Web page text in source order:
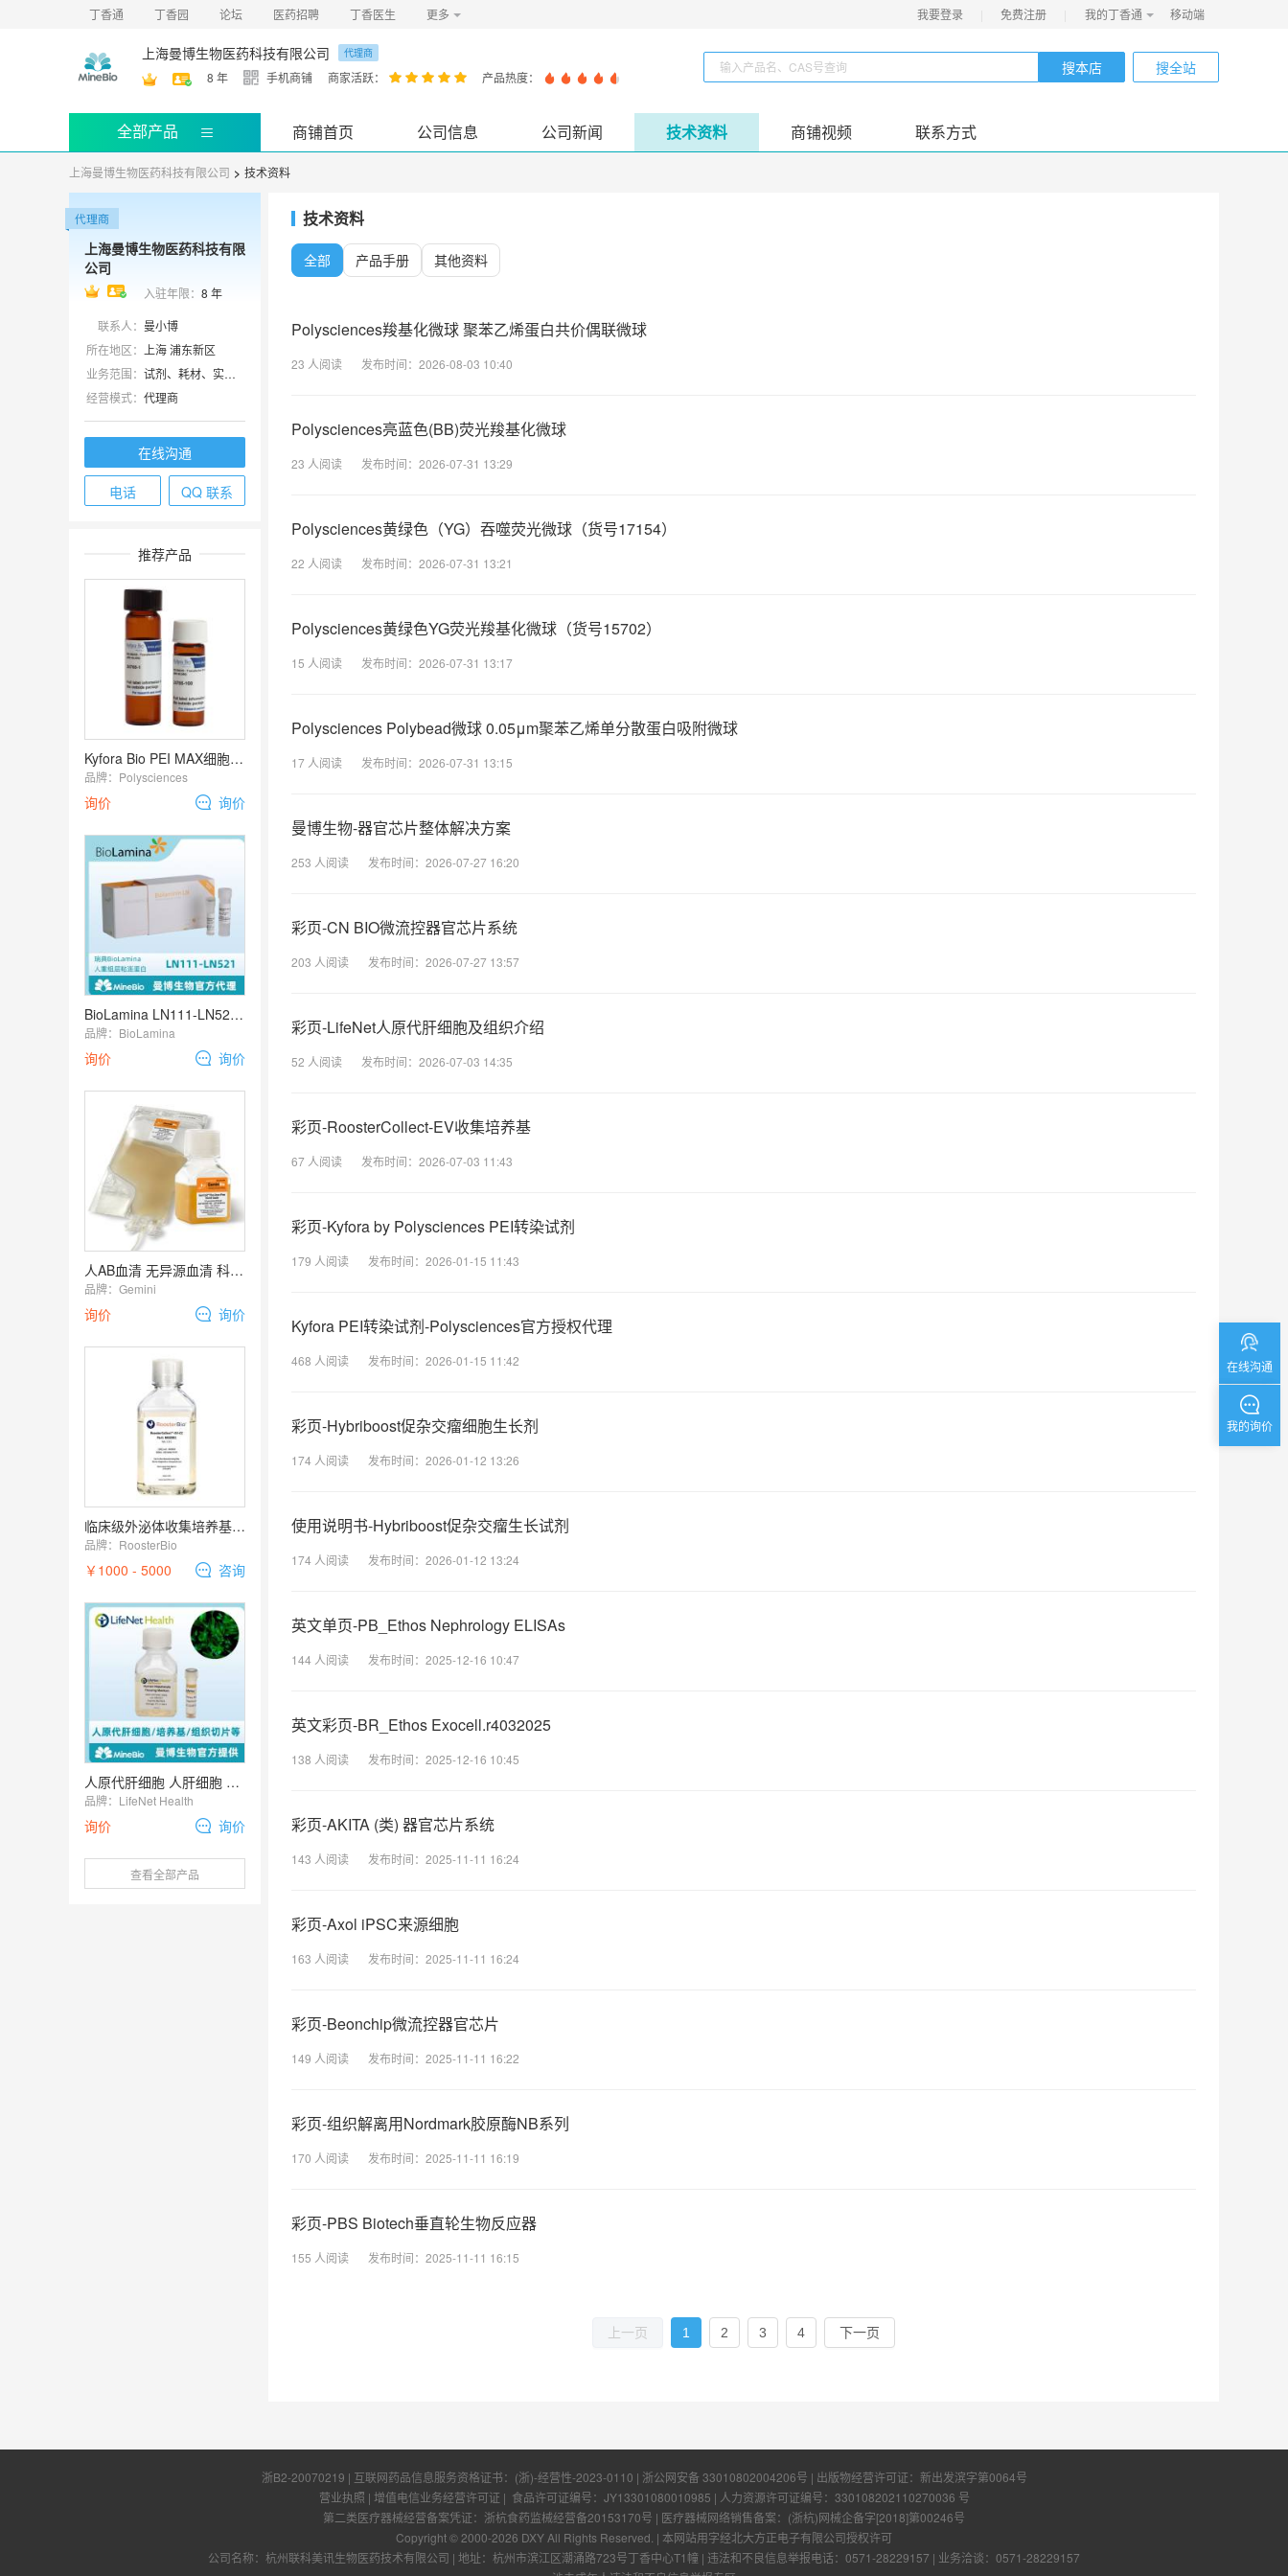
丁香通 丁香园 论坛 医药招聘 丁香医生 更多 我要登录 免费注册 我的丁香通 移动端
上海曼博生物医药科技有限公司 代理商
8 年 手机商铺 商家活跃： 产品热度：
搜本店 搜全站
全部产品 商铺首页 公司信息 公司新闻 技术资料 商铺视频 联系方式
上海曼博生物医药科技有限公司 > 技术资料
上海曼博生物医药科技有限
公司
入驻年限： 8 年
联系人： 曼小博
所在地区：
上海 浦东新区
业务范围：
试剂、耗材、实验室仪器 / 设备、ELISA 试剂盒、抗体、技术服务、细胞库 / 细胞培养、书籍 / 软件
经营模式： 代理商
在线沟通
电话 QQ 联系
推荐产品
Kyfora Bio PEI MAX细胞转染试剂-粉末（Polysciences）
品牌： Polysciences
询价 询价
BioLamina LN111-LN521/MX521/CT521 人重组层粘连蛋白Human recombinant laminin
品牌： BioLamina
询价 询价
人AB血清 无异源血清 科研级/临床GMP级-Gemini品牌
品牌： Gemini
询价 询价
临床级外泌体收集培养基 RoosterCollect-EV-CC
品牌： RoosterBio
￥1000 - 5000 咨询
人原代肝细胞 人肝细胞 原代肝脏细胞-LifeNet Health品牌
品牌： LifeNet Health
询价 询价
查看全部产品
技术资料
全部 产品手册 其他资料
Polysciences羧基化微球 聚苯乙烯蛋白共价偶联微球
23 人阅读 发布时间： 2026-08-03 10:40
Polysciences亮蓝色(BB)荧光羧基化微球
23 人阅读 发布时间： 2026-07-31 13:29
Polysciences黄绿色（YG）吞噬荧光微球（货号17154）
22 人阅读 发布时间： 2026-07-31 13:21
Polysciences黄绿色YG荧光羧基化微球（货号15702）
15 人阅读 发布时间： 2026-07-31 13:17
Polysciences Polybead微球 0.05μm聚苯乙烯单分散蛋白吸附微球
17 人阅读 发布时间： 2026-07-31 13:15
曼博生物-器官芯片整体解决方案
253 人阅读 发布时间： 2026-07-27 16:20
彩页-CN BIO微流控器官芯片系统
203 人阅读 发布时间： 2026-07-27 13:57
彩页-LifeNet人原代肝细胞及组织介绍
52 人阅读 发布时间： 2026-07-03 14:35
彩页-RoosterCollect-EV收集培养基
67 人阅读 发布时间： 2026-07-03 11:43
彩页-Kyfora by Polysciences PEI转染试剂
179 人阅读 发布时间： 2026-01-15 11:43
Kyfora PEI转染试剂-Polysciences官方授权代理
468 人阅读 发布时间： 2026-01-15 11:42
彩页-Hybriboost促杂交瘤细胞生长剂
174 人阅读 发布时间： 2026-01-12 13:26
使用说明书-Hybriboost促杂交瘤生长试剂
174 人阅读 发布时间： 2026-01-12 13:24
英文单页-PB_Ethos Nephrology ELISAs
144 人阅读 发布时间： 2025-12-16 10:47
英文彩页-BR_Ethos Exocell.r4032025
138 人阅读 发布时间： 2025-12-16 10:45
彩页-AKITA (类) 器官芯片系统
143 人阅读 发布时间： 2025-11-11 16:24
彩页-Axol iPSC来源细胞
163 人阅读 发布时间： 2025-11-11 16:24
彩页-Beonchip微流控器官芯片
149 人阅读 发布时间： 2025-11-11 16:22
彩页-组织解离用Nordmark胶原酶NB系列
170 人阅读 发布时间： 2025-11-11 16:19
彩页-PBS Biotech垂直轮生物反应器
155 人阅读 发布时间： 2025-11-11 16:15
上一页 1 2 3 4 下一页
在线沟通
我的询价
浙B2-20070219 | 互联网药品信息服务资格证书： (浙)-经营性-2023-0110 | 浙公网安备 33010802004206号 | 出版物经营许可证： 新出发滨字第0064号
营业执照 | 增值电信业务经营许可证 | 食品许可证编号： JY13301080010985 | 人力资源许可证编号： 330108202110270036 号
第二类医疗器械经营备案凭证：浙杭食药监械经营备20153170号 | 医疗器械网络销售备案：(浙杭)网械企备字[2018]第00246号
Copyright © 2000-2026 DXY All Rights Reserved. | 本网站用字经北大方正电子有限公司授权许可
公司名称：杭州联科美讯生物医药技术有限公司 | 地址：杭州市滨江区潮涌路723号丁香中心T1幢 | 违法和不良信息举报电话：0571-28229157 | 业务洽谈：0571-28229157